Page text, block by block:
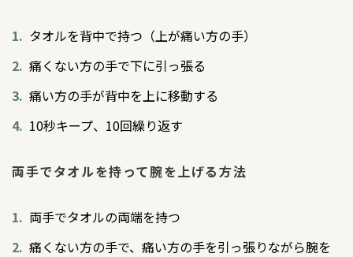
タオルを背中で持つ（上が痛い方の手）
痛くない方の手で下に引っ張る
痛い方の手が背中を上に移動する
10秒キープ、10回繰り返す
両手でタオルを持って腕を上げる方法
両手でタオルの両端を持つ
痛くない方の手で、痛い方の手を引っ張りながら腕を